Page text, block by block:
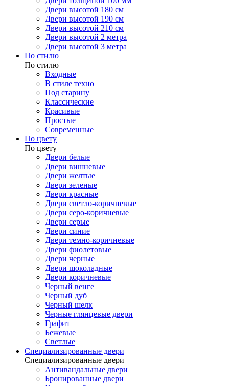
Двери высотой 180 см
Двери высотой 190 см
Двери высотой 210 см
Двери высотой 2 метра
Двери высотой 3 метра
По стилю
По стилю
Входные
В стиле техно
Под старину
Классические
Красивые
Простые
Современные
По цвету
По цвету
Двери белые
Двери вишневые
Двери желтые
Двери зеленые
Двери красные
Двери светло-коричневые
Двери серо-коричневые
Двери серые
Двери синие
Двери темно-коричневые
Двери фиолетовые
Двери черные
Двери шоколадные
Двери коричневые
Черный венге
Черный дуб
Черный шелк
Черные глянцевые двери
Графит
Бежевые
Светлые
Специализированные двери
Специализированные двери
Антивандальные двери
Бронированные двери